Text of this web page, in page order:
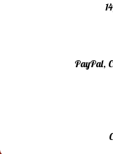
PayPal,